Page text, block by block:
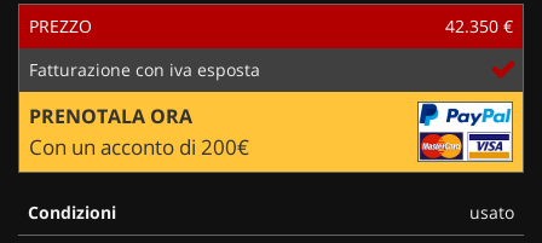
PREZZO
42.350 €
Fatturazione con iva esposta
PRENOTALA ORA
Con un acconto di 200€
Condizioni
usato